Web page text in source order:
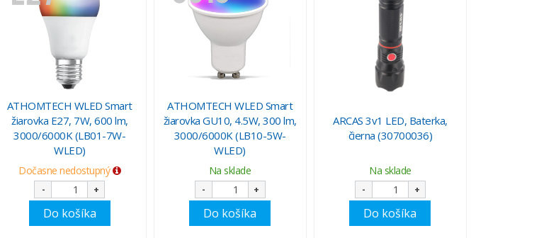
ATHOMTECH WLED Smart
žiarovka E27, 7W, 600 lm,
3000/6000K (LB01-7W-
WLED)
Dočasne nedostupný
- +
Do košíka
ATHOMTECH WLED Smart
žiarovka GU10, 4.5W, 300 lm,
3000/6000K (LB10-5W-
WLED)
Na sklade
- +
Do košíka
ARCAS 3v1 LED, Baterka,
čierna (30700036)
Na sklade
- +
Do košíka